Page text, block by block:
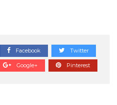
Facebook Twitter
Google+ Pinterest